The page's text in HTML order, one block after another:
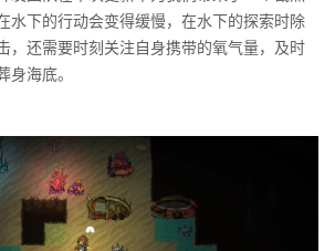
水下的行动会变得缓慢，在水下的探索时除
，还需要时刻关注自身携带的氧气量，及时
身海底。